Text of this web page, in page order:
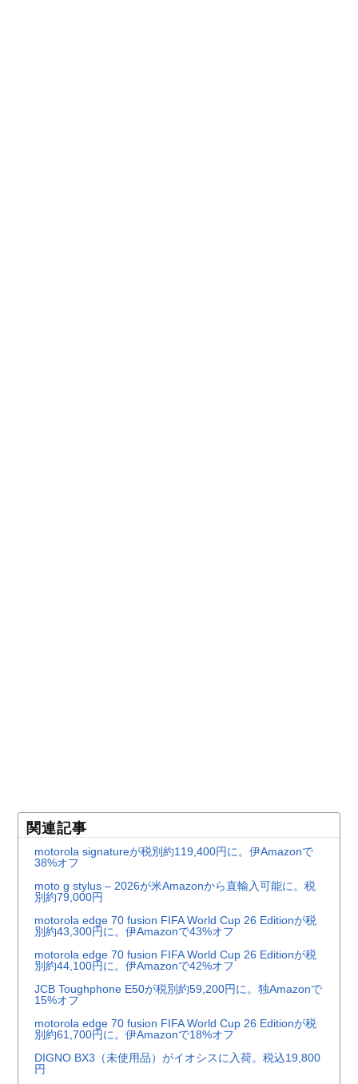
関連記事
motorola signatureが税別約119,400円に。伊Amazonで
38%オフ
moto g stylus – 2026が米Amazonから直輸入可能に。税
別約79,000円
motorola edge 70 fusion FIFA World Cup 26 Editionが税
別約43,300円に。伊Amazonで43%オフ
motorola edge 70 fusion FIFA World Cup 26 Editionが税
別約44,100円に。伊Amazonで42%オフ
JCB Toughphone E50が税別約59,200円に。独Amazonで
15%オフ
motorola edge 70 fusion FIFA World Cup 26 Editionが税
別約61,700円に。伊Amazonで18%オフ
DIGNO BX3（未使用品）がイオシスに入荷。税込19,800
円